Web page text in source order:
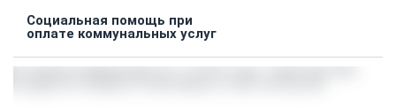
Социальная помощь при
оплате коммунальных услуг